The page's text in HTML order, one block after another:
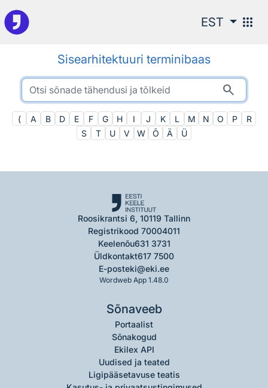
Otsingu juurde
EST apps
Sisearhitektuuri terminibaas
search
( A B D E F G H I J K L M N O P
R
S
T U V W Õ Ä Ü
Roosikrantsi 6, 10119 Tallinn
Registrikood 70004011
Keelenõu631 3731
Üldkontakt617 7500
E-posteki@eki.ee
Wordweb App 1.48.0
Sõnaveeb
Portaalist
Sõnakogud
Ekilex API
Uudised ja teated
Ligipääsetavuse teatis